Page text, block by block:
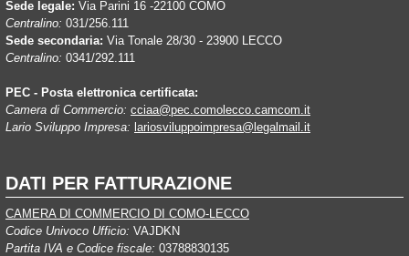
Sede legale: Via Parini 16 -22100 COMO
Centralino: 031/256.111
Sede secondaria: Via Tonale 28/30 - 23900 LECCO
Centralino: 0341/292.111
PEC - Posta elettronica certificata:
Camera di Commercio: cciaa@pec.comolecco.camcom.it
Lario Sviluppo Impresa: lariosviluppoimpresa@legalmail.it
DATI PER FATTURAZIONE
CAMERA DI COMMERCIO DI COMO-LECCO
Codice Univoco Ufficio: VAJDKN
Partita IVA e Codice fiscale: 03788830135